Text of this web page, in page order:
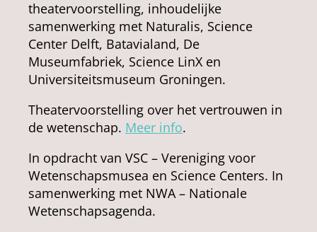
theatervoorstelling, inhoudelijke
samenwerking met Naturalis, Science
Center Delft, Batavialand, De
Museumfabriek, Science LinX en
Universiteitsmuseum Groningen.
Theatervoorstelling over het vertrouwen in
de wetenschap. Meer info.
In opdracht van VSC – Vereniging voor
Wetenschapsmusea en Science Centers. In
samenwerking met NWA – Nationale
Wetenschapsagenda.